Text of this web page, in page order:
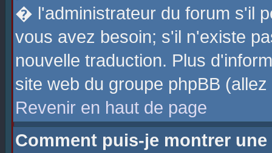
� l'administrateur du forum s'il
vous avez besoin; s'il n'existe
nouvelle traduction. Plus
site web du groupe phpBB
Revenir en haut de page
Comment puis-je montrer